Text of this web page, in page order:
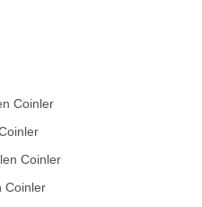
Coinler
Coinler
Coinler